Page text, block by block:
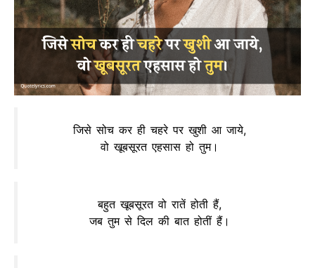
जिसे सोच कर ही चहरे पर खुशी आ जाये,
वो खूबसूरत एहसास हो तुम।
बहुत खूबसूरत वो रातें होती हैं,
जब तुम से दिल की बात होतीं हैं।